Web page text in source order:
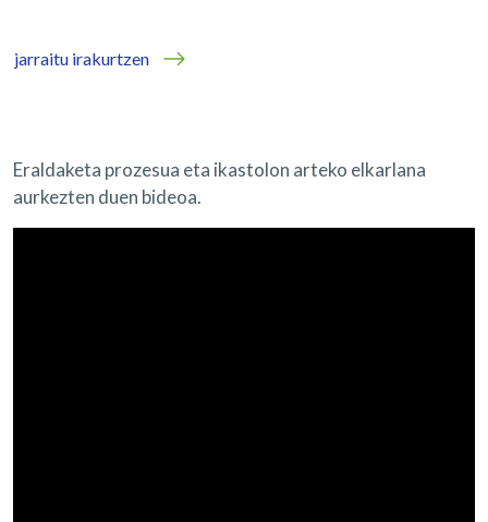
jarraitu irakurtzen
Eraldaketa prozesua eta ikastolon arteko elkarlana
aurkezten duen bideoa.